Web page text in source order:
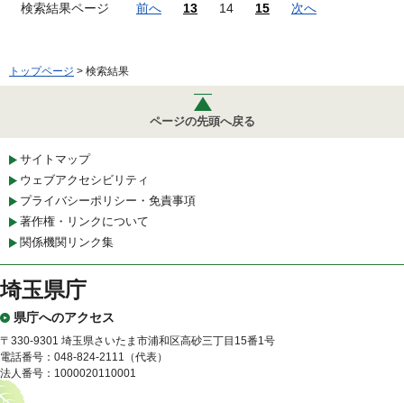
検索結果ページ 前へ 13 14 15 次へ
トップページ > 検索結果
ページの先頭へ戻る
サイトマップ
ウェブアクセシビリティ
プライバシーポリシー・免責事項
著作権・リンクについて
関係機関リンク集
埼玉県庁
県庁へのアクセス
〒330-9301 埼玉県さいたま市浦和区高砂三丁目15番1号
電話番号：048-824-2111（代表）
法人番号：1000020110001